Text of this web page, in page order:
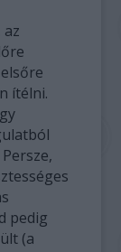
az
ítélni.
pedig
(a